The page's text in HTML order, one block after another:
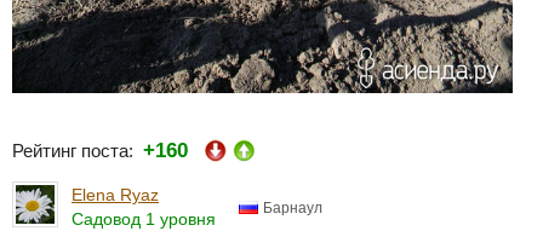
Рейтинг поста: +160
Elena Ryaz
Садовод 1 уровня
Барнаул